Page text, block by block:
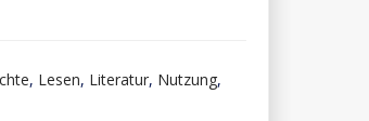
, Lesen, Literatur, Nutzung,